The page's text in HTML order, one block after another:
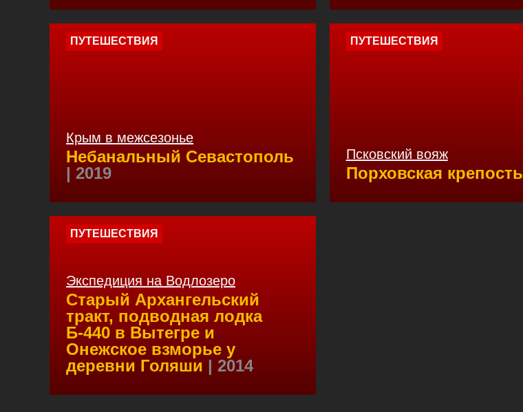
ПУТЕШЕСТВИЯ
Крым в межсезонье
Небанальный Севастополь
| 2019
ПУТЕШЕСТВИЯ
Псковский вояж
Порховская крепость
ПУТЕШЕСТВИЯ
Экспедиция на Водлозеро
Старый Архангельский
тракт, подводная лодка
Б-440 в Вытегре и
Онежское взморье у
деревни Голяши | 2014